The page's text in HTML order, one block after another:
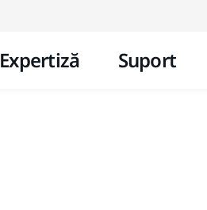
Expertiză Suport